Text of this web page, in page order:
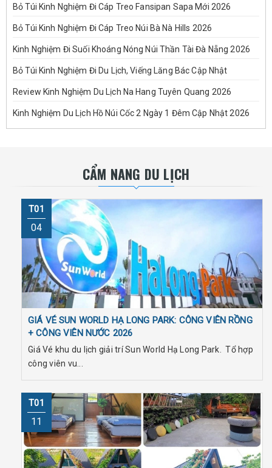
Bỏ Túi Kinh Nghiệm Đi Cáp Treo Fansipan Sapa Mới 2026
Bỏ Túi Kinh Nghiệm Đi Cáp Treo Núi Bà Nà Hills 2026
Kinh Nghiệm Đi Suối Khoáng Nóng Núi Thần Tài Đà Nẵng 2026
Bỏ Túi Kinh Nghiệm Đi Du Lịch, Viếng Lăng Bác Cập Nhật
Review Kinh Nghiệm Du Lịch Na Hang Tuyên Quang 2026
Kinh Nghiệm Du Lịch Hồ Núi Cốc 2 Ngày 1 Đêm Cập Nhật 2026
CẨM NANG DU LỊCH
T01
04
GIÁ VÉ SUN WORLD HẠ LONG PARK: CÔNG VIÊN RỒNG
+ CÔNG VIÊN NƯỚC 2026
Giá Vé khu du lịch giải trí Sun World Hạ Long Park. Tổ hợp
công viên vu...
T01
11